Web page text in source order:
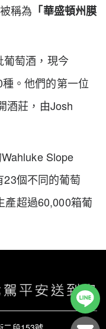
稱為 「華盛頓州膜
葡萄酒，現今
種。他們的第一位
酒莊，由Josh
Wahluke Slope
23個不同的葡萄
產超過60,000箱葡